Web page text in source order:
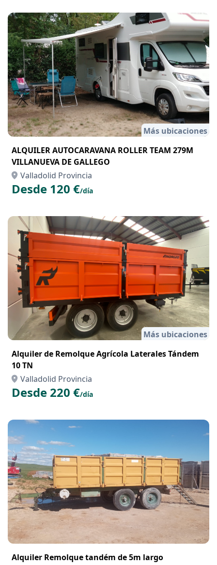
Más ubicaciones
ALQUILER AUTOCARAVANA ROLLER TEAM 279M
VILLANUEVA DE GALLEGO
Valladolid Provincia
Desde 120 €/día
Más ubicaciones
Alquiler de Remolque Agrícola Laterales Tándem
10 TN
Valladolid Provincia
Desde 220 €/día
Alquiler Remolque tandém de 5m largo